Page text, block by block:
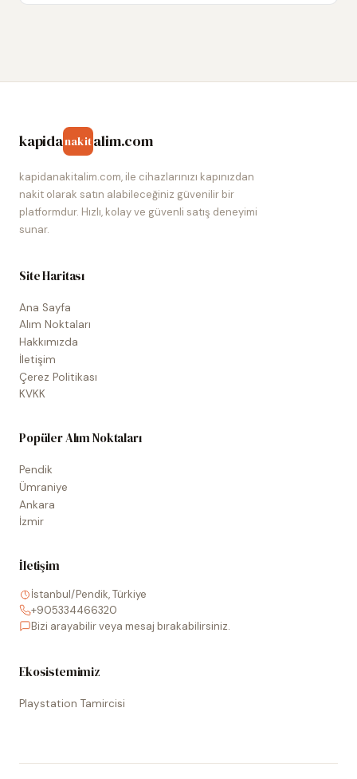
kapidanakitalim.com
kapidanakitalim.com, ile cihazlarınızı kapınızdan
nakit olarak satın alabileceğiniz güvenilir bir
platformdur. Hızlı, kolay ve güvenli satış deneyimi
sunar.
Site Haritası
Ana Sayfa
Alım Noktaları
Hakkımızda
İletişim
Çerez Politikası
KVKK
Popüler Alım Noktaları
Pendik
Ümraniye
Ankara
İzmir
İletişim
İstanbul/Pendik, Türkiye
+905334466320
Bizi arayabilir veya mesaj bırakabilirsiniz.
Ekosistemimiz
Playstation Tamircisi